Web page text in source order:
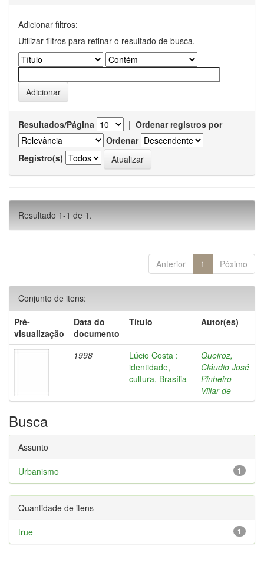
Adicionar filtros:
Utilizar filtros para refinar o resultado de busca.
Resultados/Página | Ordenar registros por
Ordenar
Registro(s)
Resultado 1-1 de 1.
Anterior 1 Póximo
Conjunto de itens:
Pré-
visualização
Data do
documento
Título Autor(es)
1998
Lúcio Costa :
identidade,
cultura, Brasília
Queiroz,
Cláudio José
Pinheiro
Villar de
Busca
Assunto
1
Urbanismo
Quantidade de itens
1
true